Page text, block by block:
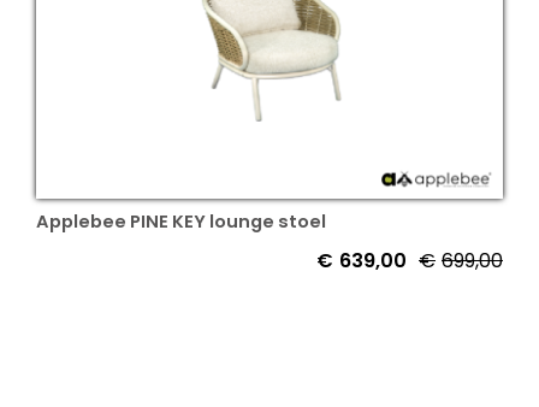
Applebee PINE KEY lounge stoel
€ 699,00
€ 639,00